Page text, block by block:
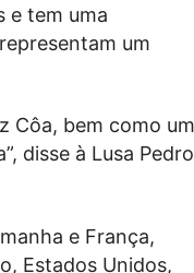
e tem uma
um
Côa, bem como um
disse à Lusa Pedro
e França,
Estados Unidos,